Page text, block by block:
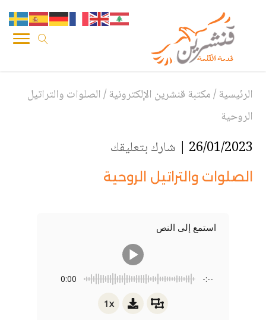
الرئيسية/مكتبة قنشرين الإلكترونية/الصلوات والتراتيل
الروحية
26/01/2023 | شارك بتعليقك
الصلوات والتراتيل الروحية
استمع إلى النص
0:00 -:--
1x